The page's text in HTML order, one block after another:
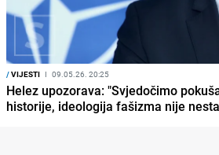
/VIJESTI I 09.05.26. 20:25
Helez upozorava: "Svjedočimo
historije, ideologija fašizma nije